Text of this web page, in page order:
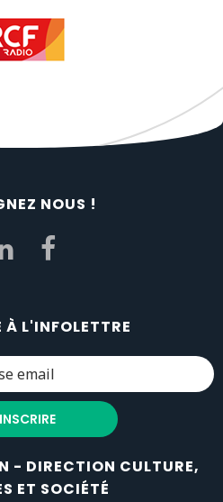
NOUS !
À L'INFOLETTRE
- DIRECTION CULTURE,
ET SOCIÉTÉ